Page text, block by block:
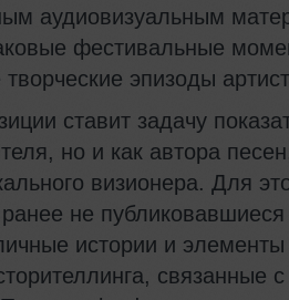
аудиовизуальным
фестивальные
эпизоды
ставит задачу
но и как автора
визионера. Для
не публиковавшиеся
истории и элементы
связанные с